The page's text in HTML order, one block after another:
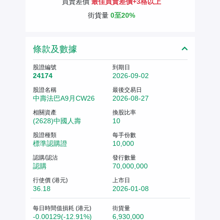
街貨量 0至20%
條款及數據
股證編號
24174
到期日
2026-09-02
股證名稱
中壽法巴A9月CW26
最後交易日
2026-08-27
相關資產
(2628)中國人壽
換股比率
10
股證種類
標準認購證
每手份數
10,000
認購/認沽
認購
發行數量
70,000,000
行使價 (港元)
36.18
上市日
2026-01-08
每日時間值損耗 (港元)
-0.00129(-12.91%)
街貨量
6,930,000